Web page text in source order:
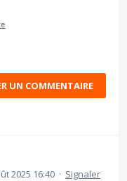
UN COMMENTAIRE
2025 16:40 · Signaler